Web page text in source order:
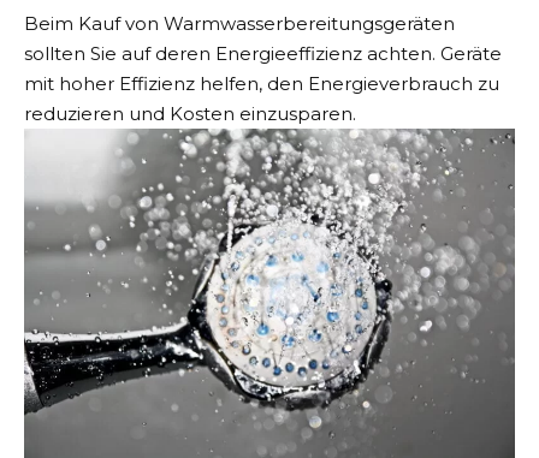
Beim Kauf von Warmwasserbereitungsgeräten
sollten Sie auf deren Energieeffizienz achten. Geräte
mit hoher Effizienz helfen, den Energieverbrauch zu
reduzieren und Kosten einzusparen.